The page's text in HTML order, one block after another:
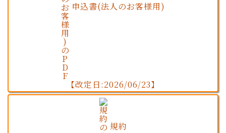
申込書(法人のお客様用)
【改定日:2026/06/23】
規約